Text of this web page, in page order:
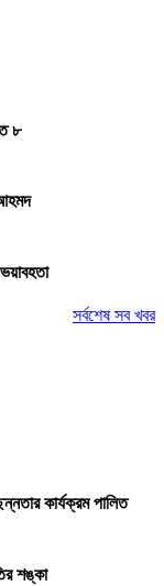
৮
আহমদ
সর্বশেষ সব খবর
কার্যক্রম পালিত
শঙ্কা